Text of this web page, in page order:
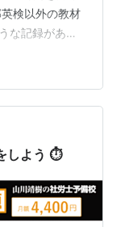
検以外の教材
な記録がある
の証として残
記録の一部: 英
、これからも
。
間管理をしよう ⏱